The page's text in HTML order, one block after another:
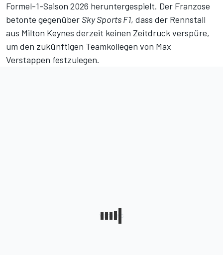
Formel-1-Saison 2026 heruntergespielt. Der Franzose
betonte gegenüber Sky Sports F1, dass der Rennstall
aus Milton Keynes derzeit keinen Zeitdruck verspüre,
um den zukünftigen Teamkollegen von Max
Verstappen festzulegen.